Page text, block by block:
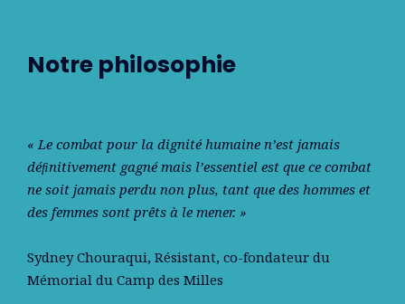
Notre philosophie
« Le combat pour la dignité humaine n’est jamais
déﬁnitivement gagné mais l’essentiel est que ce combat
ne soit jamais perdu non plus, tant que des hommes et
des femmes sont prêts à le mener. »
Sydney Chouraqui, Résistant, co-fondateur du
Mémorial du Camp des Milles